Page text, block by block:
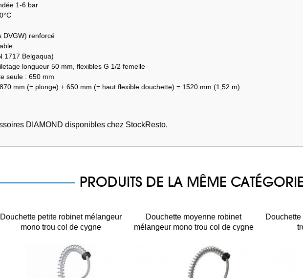
1-6 bar
DVGW) renforcé
1717 Belgaqua)
longueur 50 mm, flexibles G 1/2 femelle
seule : 650 mm
mm (= plonge) + 650 mm (= haut flexible douchette) = 1520 mm (1,52 m).
DIAMOND disponibles chez StockResto.
PRODUITS DE LA MÊME CATÉGORIE
Douchette petite robinet mélangeur
mono trou col de cygne
Douchette moyenne robinet
mélangeur mono trou col de cygne